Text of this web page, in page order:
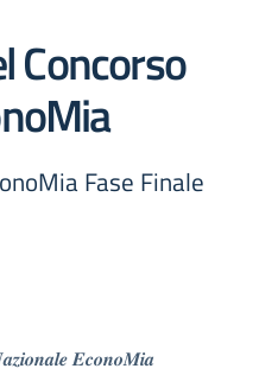
Concorso
Fase Finale
𝑬𝒄𝒐𝒏𝒐𝑴𝒊𝒂